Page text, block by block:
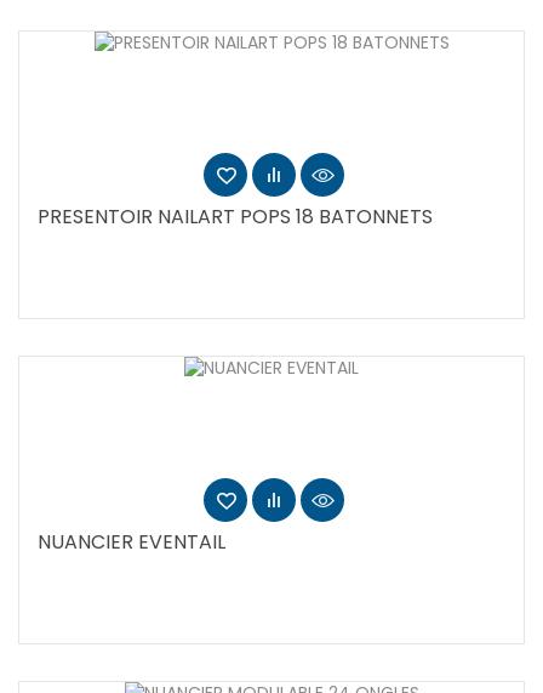
PRESENTOIR NAILART POPS 18 BATONNETS
NUANCIER EVENTAIL